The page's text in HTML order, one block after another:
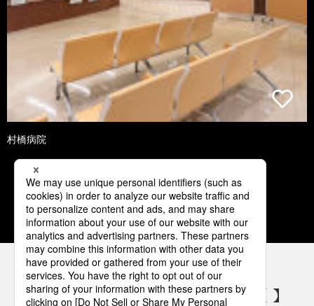
村橋病院
1 2 3 4 5
パナソニックの電気設備 SNSアカウント